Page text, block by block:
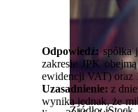
Odpowiedź:
zakresie JPK
ewidencji VAT) oraz
Uzasadnienie: z
wynika jednak, że